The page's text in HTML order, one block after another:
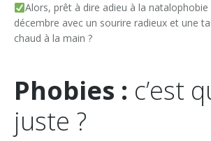
Alors, prêt à dire adieu à la
décembre avec un sourire radieux et une
chaud à la main ?
Phobies : c’est
juste ?